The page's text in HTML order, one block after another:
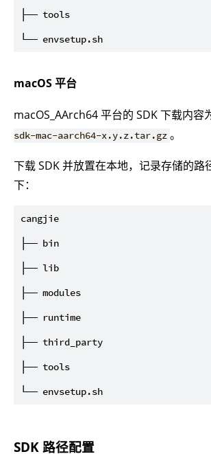
├── tools
macOS 平台
macOS_AArch64 平台的 SDK 下载内容为
sdk-mac-aarch64-x.y.z.tar.gz 。
下载 SDK 并放置在本地，记录存储的路
下：
cangjie
├── bin
├── lib
├── modules
├── runtime
├── third_party
├── tools
SDK 路径配置